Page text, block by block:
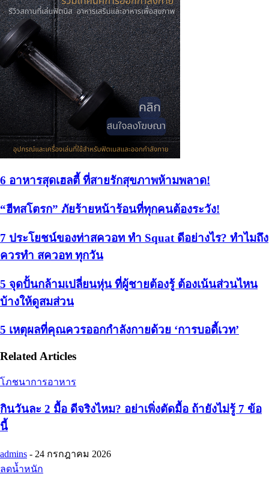
6 อาหารสุดเฮลตี้ ที่สายรักสุขภาพห้ามพลาด!
“ฮีทสโตรก” ภัยร้ายหน้าร้อนที่ทุกคนต้องระวัง!
7 ประโยชน์ของท่าสควอท ทำ Squat ดีอย่างไร? ทำไมถึง
ควรทำ สควอท ทุกวัน
5 จุดปั้นกล้ามเปลี่ยนหุ่น ที่ผู้ชายต้องรู้ ต้องเน้นส่วนไหน
บ้างให้ดูสมส่วน
5 เหตุผลที่คุณควรออกกำลังกายด้วย ‘การบอดี้เวท’
Related Articles
โภชนาการอาหาร
กินวันละ 2 มื้อ ดีจริงไหม? อย่าเพิ่งตัดมื้อ ถ้ายังไม่รู้ 7 ข้อ
นี้
admins - 24 กรกฎาคม 2026
ลดน้ำหนัก